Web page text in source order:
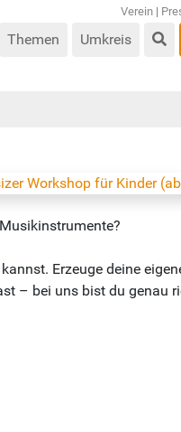
Verein |
Themen Umkreis
Erzeuge deine
– bei uns bist du genau